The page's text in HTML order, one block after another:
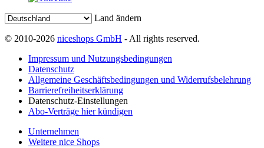
Land ändern
© 2010-2026 niceshops GmbH - All rights reserved.
Impressum und Nutzungsbedingungen
Datenschutz
Allgemeine Geschäftsbedingungen und Widerrufsbelehrung
Barrierefreiheitserklärung
Datenschutz-Einstellungen
Abo-Verträge hier kündigen
Unternehmen
Weitere nice Shops